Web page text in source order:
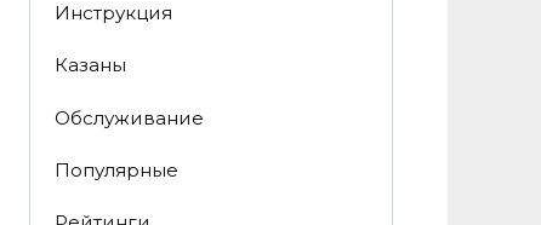
Инструкция
Казаны
Обслуживание
Популярные